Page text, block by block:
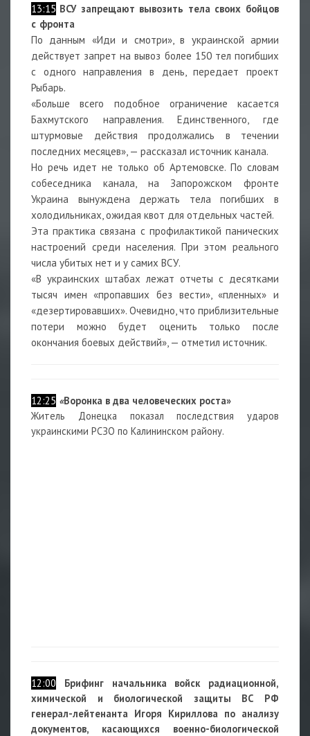
13:15 ВСУ запрещают вывозить тела своих бойцов
с фронта
По данным «Иди и смотри», в украинской армии
действует запрет на вывоз более 150 тел погибших
с одного направления в день, передает проект
Рыбарь.
«Больше всего подобное ограничение касается
Бахмутского направления. Единственного, где
штурмовые действия продолжались в течении
последних месяцев», — рассказал источник канала.
Но речь идет не только об Артемовске. По словам
собеседника канала, на Запорожском фронте
Украина вынуждена держать тела погибших в
холодильниках, ожидая квот для отдельных частей.
Эта практика связана с профилактикой панических
настроений среди населения. При этом реального
числа убитых нет и у самих ВСУ.
«В украинских штабах лежат отчеты с десятками
тысяч имен «пропавших без вести», «пленных» и
«дезертировавших». Очевидно, что приблизительные
потери можно будет оценить только после
окончания боевых действий», — отметил источник.
12:25 «Воронка в два человеческих роста»
Житель Донецка показал последствия ударов
украинскими РСЗО по Калининском району.
12:00
Брифинг начальника войск радиационной,
химической и биологической защиты ВС РФ
генерал-лейтенанта Игоря Кириллова по анализу
документов, касающихся военно-биологической